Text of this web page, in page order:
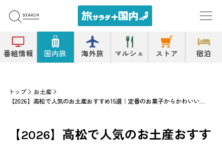
番組情報 国内旅 海外旅 マルシェ ストア 宿泊
トップ
お土産
【2026】高松で人気のお土産おすすめ15選｜定番のお菓子からかわいいお土産・ばらまき用まで幅広く紹介
【2026】高松で人気のお土産おすす